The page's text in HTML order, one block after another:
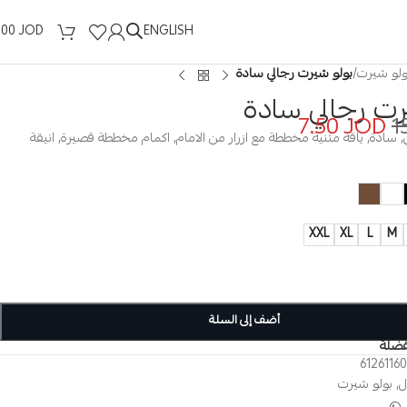
ENGLISH
JOD
شيرت/بولو شيرت رجالي سادة
رجالي سادة
7.50JOD
سادة, ياقة مثنية مخططة مع ازرار من الامام, اكمام مخططة قصيرة, انيقة
M
L
XL
XXL
أضف إلى السلة
, بولو شيرت